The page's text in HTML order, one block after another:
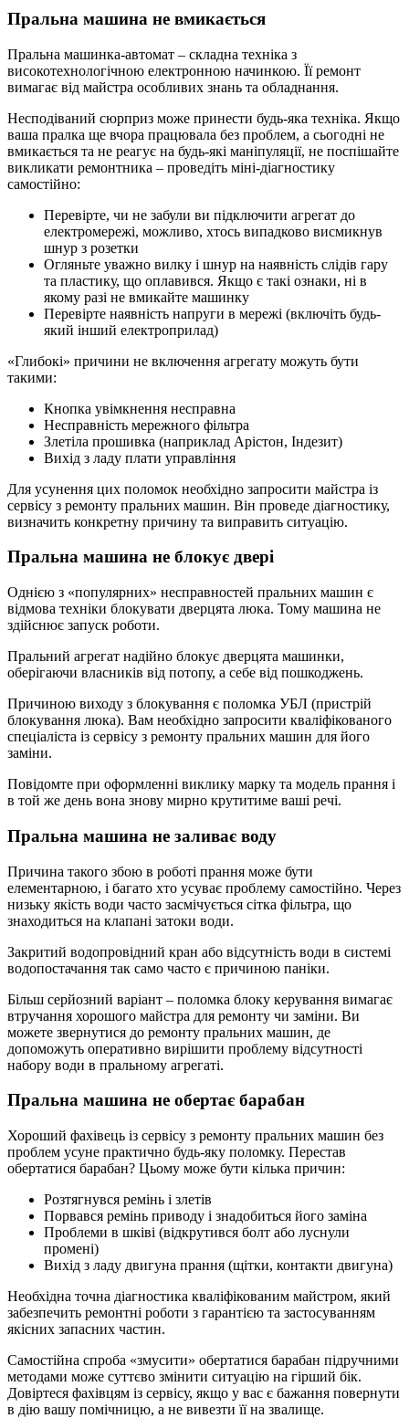
Пральна машина не вмикається
Пральна машинка-автомат – складна техніка з
високотехнологічною електронною начинкою. Її ремонт
вимагає від майстра особливих знань та обладнання.
Несподіваний сюрприз може принести будь-яка техніка. Якщо
ваша пралка ще вчора працювала без проблем, а сьогодні не
вмикається та не реагує на будь-які маніпуляції, не поспішайте
викликати ремонтника – проведіть міні-діагностику
самостійно:
Перевірте, чи не забули ви підключити агрегат до
електромережі, можливо, хтось випадково висмикнув
шнур з розетки
Огляньте уважно вилку і шнур на наявність слідів гару
та пластику, що оплавився. Якщо є такі ознаки, ні в
якому разі не вмикайте машинку
Перевірте наявність напруги в мережі (включіть будь-
який інший електроприлад)
«Глибокі» причини не включення агрегату можуть бути
такими:
Кнопка увімкнення несправна
Несправність мережного фільтра
Злетіла прошивка (наприклад Арістон, Індезит)
Вихід з ладу плати управління
Для усунення цих поломок необхідно запросити майстра із
сервісу з ремонту пральних машин. Він проведе діагностику,
визначить конкретну причину та виправить ситуацію.
Пральна машина не блокує двері
Однією з «популярних» несправностей пральних машин є
відмова техніки блокувати дверцята люка. Тому машина не
здійснює запуск роботи.
Пральний агрегат надійно блокує дверцята машинки,
оберігаючи власників від потопу, а себе від пошкоджень.
Причиною виходу з блокування є поломка УБЛ (пристрій
блокування люка). Вам необхідно запросити кваліфікованого
спеціаліста із сервісу з ремонту пральних машин для його
заміни.
Повідомте при оформленні виклику марку та модель прання і
в той же день вона знову мирно крутитиме ваші речі.
Пральна машина не заливає воду
Причина такого збою в роботі прання може бути
елементарною, і багато хто усуває проблему самостійно. Через
низьку якість води часто засмічується сітка фільтра, що
знаходиться на клапані затоки води.
Закритий водопровідний кран або відсутність води в системі
водопостачання так само часто є причиною паніки.
Більш серйозний варіант – поломка блоку керування вимагає
втручання хорошого майстра для ремонту чи заміни. Ви
можете звернутися до ремонту пральних машин, де
допоможуть оперативно вирішити проблему відсутності
набору води в пральному агрегаті.
Пральна машина не обертає барабан
Хороший фахівець із сервісу з ремонту пральних машин без
проблем усуне практично будь-яку поломку. Перестав
обертатися барабан? Цьому може бути кілька причин:
Розтягнувся ремінь і злетів
Порвався ремінь приводу і знадобиться його заміна
Проблеми в шківі (відкрутився болт або луснули
промені)
Вихід з ладу двигуна прання (щітки, контакти двигуна)
Необхідна точна діагностика кваліфікованим майстром, який
забезпечить ремонтні роботи з гарантією та застосуванням
якісних запасних частин.
Самостійна спроба «змусити» обертатися барабан підручними
методами може суттєво змінити ситуацію на гірший бік.
Довіртеся фахівцям із сервісу, якщо у вас є бажання повернути
в дію вашу помічницю, а не вивезти її на звалище.